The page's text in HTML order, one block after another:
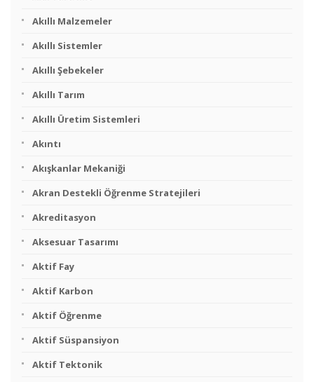
Akıllı Malzemeler
Akıllı Sistemler
Akıllı Şebekeler
Akıllı Tarım
Akıllı Üretim Sistemleri
Akıntı
Akışkanlar Mekaniği
Akran Destekli Öğrenme Stratejileri
Akreditasyon
Aksesuar Tasarımı
Aktif Fay
Aktif Karbon
Aktif Öğrenme
Aktif Süspansiyon
Aktif Tektonik